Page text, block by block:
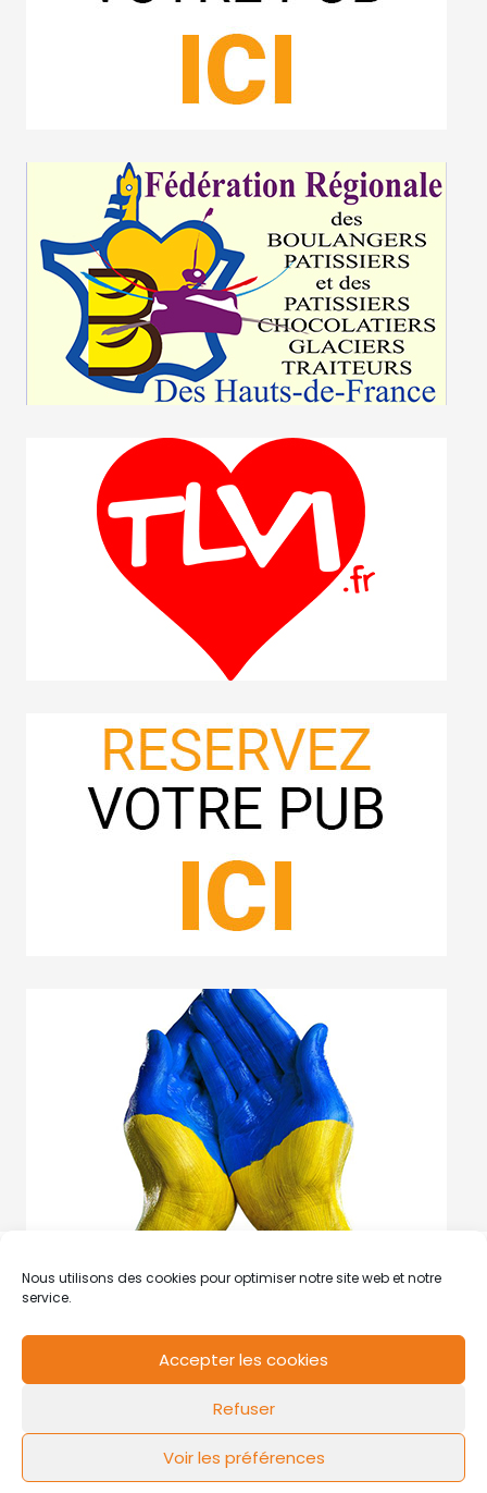
Nous utilisons des cookies pour optimiser notre site web et notre
service.
Accepter les cookies
Refuser
Voir les préférences
Mentions légales Politique de cookies
FLOW44